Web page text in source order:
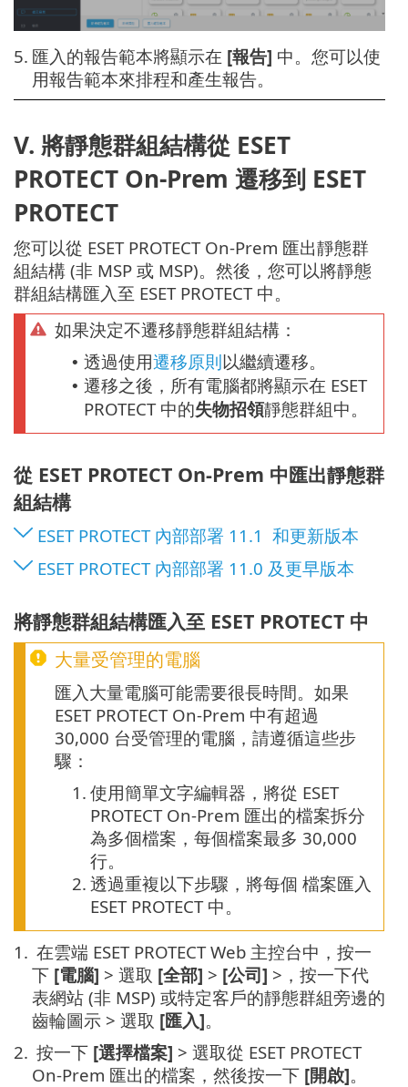
5. 匯入的報告範本將顯示在 [報告] 中。您可以使
用報告範本來排程和產生報告。
V. 將靜態群組結構從 ESET
PROTECT On-Prem 遷移到 ESET
PROTECT
您可以從 ESET PROTECT On-Prem 匯出靜態群
組結構 (非 MSP 或 MSP)。然後，您可以將靜態
群組結構匯入至 ESET PROTECT 中。
如果決定不遷移靜態群組結構：
• 透過使用遷移原則以繼續遷移。
• 遷移之後，所有電腦都將顯示在 ESET
PROTECT 中的失物招領靜態群組中。
從 ESET PROTECT On-Prem 中匯出靜態群
組結構
ESET PROTECT 內部部署 11.1 和更新版本
ESET PROTECT 內部部署 11.0 及更早版本
將靜態群組結構匯入至 ESET PROTECT 中
大量受管理的電腦
匯入大量電腦可能需要很長時間。如果
ESET PROTECT On-Prem 中有超過
30,000 台受管理的電腦，請遵循這些步
驟：
1. 使用簡單文字編輯器，將從 ESET
PROTECT On-Prem 匯出的檔案拆分
為多個檔案，每個檔案最多 30,000
行。
2. 透過重複以下步驟，將每個 檔案匯入
ESET PROTECT 中。
1. 在雲端 ESET PROTECT Web 主控台中，按一
下 [電腦] > 選取 [全部] > [公司] >，按一下代
表網站 (非 MSP) 或特定客戶的靜態群組旁邊的
齒輪圖示 > 選取 [匯入]。
2. 按一下 [選擇檔案] > 選取從 ESET PROTECT
On-Prem 匯出的檔案，然後按一下 [開啟]。